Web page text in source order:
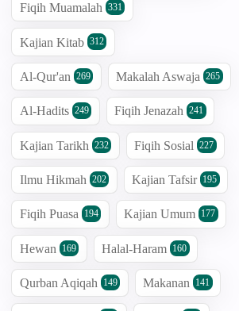
Fiqih Muamalah 331
Kajian Kitab 312
Al-Qur'an 269 Makalah Aswaja 265
Al-Hadits 249 Fiqih Jenazah 241
Kajian Tarikh 232 Fiqih Sosial 227
Ilmu Hikmah 202 Kajian Tafsir 195
Fiqih Puasa 194 Kajian Umum 177
Hewan 169 Halal-Haram 160
Qurban Aqiqah 149 Makanan 141